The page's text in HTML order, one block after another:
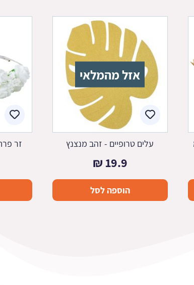
אזל מהמלאי
עלים טרופיים - זהב מנצנץ
19.9
₪
הוספה לסל
זר